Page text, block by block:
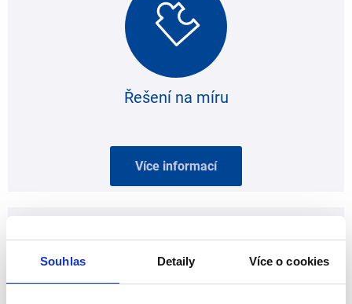
Souhlas Detaily Více o cookies
Řešení na míru
Více informací